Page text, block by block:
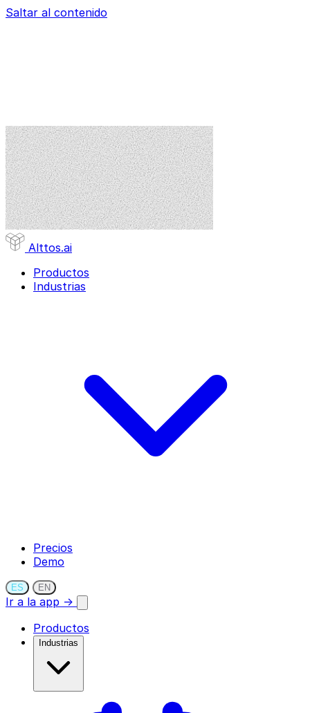
Saltar al contenido
Alttos.ai
Productos
Industrias
Precios
Demo
ES EN
Ir a la app →
Productos
Industrias